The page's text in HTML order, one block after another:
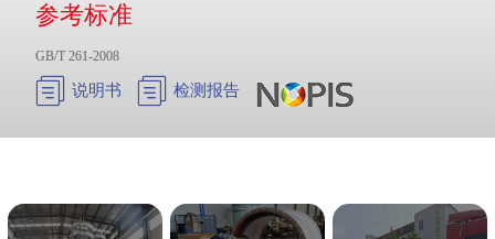
参考标准
GB/T 261-2008
 说明书  检测报告